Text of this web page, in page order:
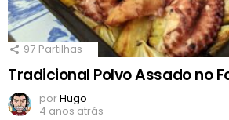
97 Partilhas
Tradicional Polvo Assado no
porHugo
4 anos atrás